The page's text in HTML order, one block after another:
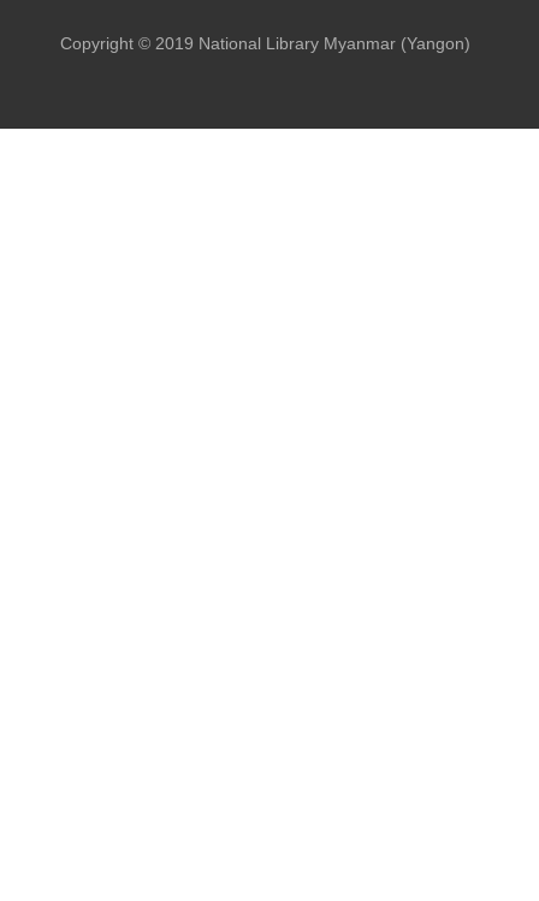
Copyright © 2019 National Library Myanmar (Yangon)